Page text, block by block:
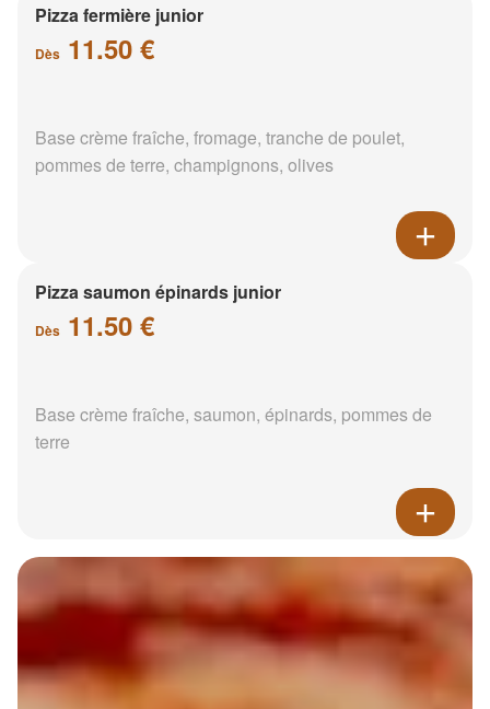
Pizza fermière junior
Dès 11.50 €
Base crème fraîche, fromage, tranche de poulet,
pommes de terre, champignons, olives
Pizza saumon épinards junior
Dès 11.50 €
Base crème fraîche, saumon, épinards, pommes de
terre